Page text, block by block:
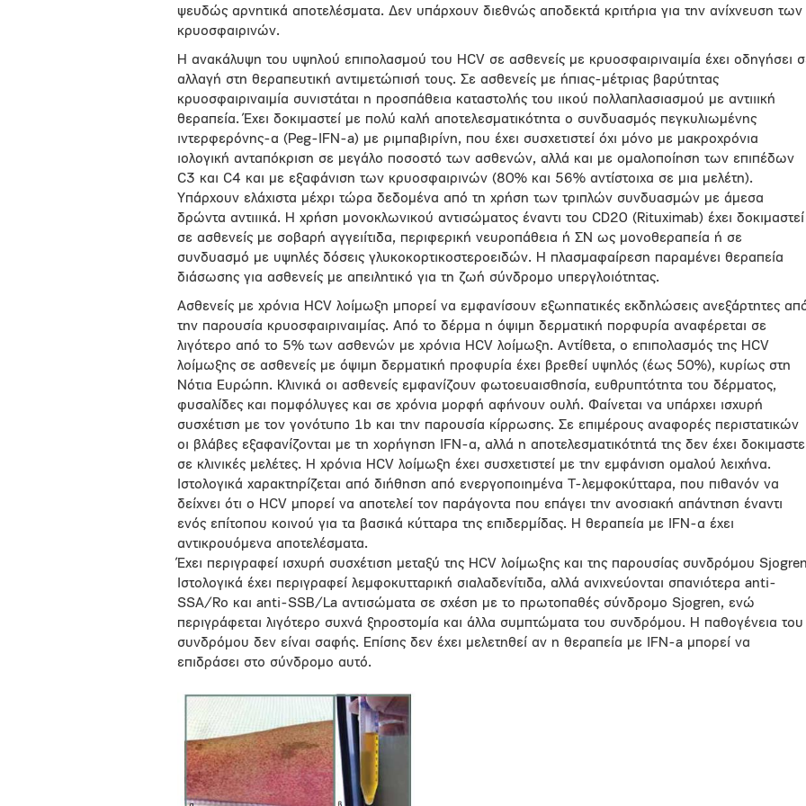
ψευδώς αρνητικά αποτελέσματα. Δεν υπάρχουν διεθνώς αποδεκτά κριτήρια για την ανίχνευση των
κρυοσφαιρινών.
Η ανακάλυψη του υψηλού επιπολασμού του HCV σε ασθενείς με κρυοσφαιριναιμία έχει οδηγήσει
αλλαγή στη θεραπευτική αντιμετώπισή τους. Σε ασθενείς με ήπιας-μέτριας βαρύτητας
κρυοσφαιριναιμία συνιστάται η προσπάθεια καταστολής του ιικού πολλαπλασιασμού με αντιιική
θεραπεία. Έχει δοκιμαστεί με πολύ καλή αποτελεσματικότητα ο συνδυασμός πεγκυλιωμένης
ιντερφερόνης-α (Peg-IFN-a) με ριμπαβιρίνη, που έχει συσχετιστεί όχι μόνο με μακροχρόνια
ιολογική ανταπόκριση σε μεγάλο ποσοστό των ασθενών, αλλά και με ομαλοποίηση των επιπέδων
C3 και C4 και με εξαφάνιση των κρυοσφαιρινών (80% και 56% αντίστοιχα σε μια μελέτη).
Υπάρχουν ελάχιστα μέχρι τώρα δεδομένα από τη χρήση των τριπλών συνδυασμών με άμεσα
δρώντα αντιιικά. Η χρήση μονοκλωνικού αντισώματος έναντι του CD20 (Rituximab) έχει δοκιμαστεί
σε ασθενείς με σοβαρή αγγειίτιδα, περιφερική νευροπάθεια ή ΣΝ ως μονοθεραπεία ή σε
συνδυασμό με υψηλές δόσεις γλυκοκορτικοστεροειδών. Η πλασμαφαίρεση παραμένει θεραπεία
διάσωσης για ασθενείς με απειλητικό για τη ζωή σύνδρομο υπεργλοιότητας.
Ασθενείς με χρόνια HCV λοίμωξη μπορεί να εμφανίσουν εξωηπατικές εκδηλώσεις ανεξάρτητες
την παρουσία κρυοσφαιριναιμίας. Από το δέρμα η όψιμη δερματική πορφυρία αναφέρεται σε
λιγότερο από το 5% των ασθενών με χρόνια HCV λοίμωξη. Αντίθετα, ο επιπολασμός της HCV
λοίμωξης σε ασθενείς με όψιμη δερματική προφυρία έχει βρεθεί υψηλός (έως 50%), κυρίως στη
Νότια Ευρώπη. Κλινικά οι ασθενείς εμφανίζουν φωτοευαισθησία, ευθρυπτότητα του δέρματος,
φυσαλίδες και πομφόλυγες και σε χρόνια μορφή αφήνουν ουλή. Φαίνεται να υπάρχει ισχυρή
συσχέτιση με τον γονότυπο 1b και την παρουσία κίρρωσης. Σε επιμέρους αναφορές περιστατικών
οι βλάβες εξαφανίζονται με τη χορήγηση IFN-α, αλλά η αποτελεσματικότητά της δεν έχει
σε κλινικές μελέτες. Η χρόνια HCV λοίμωξη έχει συσχετιστεί με την εμφάνιση ομαλού λειχήνα.
Ιστολογικά χαρακτηρίζεται από διήθηση από ενεργοποιημένα T-λεμφοκύτταρα, που πιθανόν να
δείχνει ότι ο HCV μπορεί να αποτελεί τον παράγοντα που επάγει την ανοσιακή απάντηση έναντι
ενός επίτοπου κοινού για τα βασικά κύτταρα της επιδερμίδας. Η θεραπεία με IFN-α έχει
αντικρουόμενα αποτελέσματα.
Έχει περιγραφεί ισχυρή συσχέτιση μεταξύ της HCV λοίμωξης και της παρουσίας συνδρόμου
Ιστολογικά έχει περιγραφεί λεμφοκυτταρική σιαλαδενίτιδα, αλλά ανιχνεύονται σπανιότερα anti-
SSA/Ro και anti-SSB/La αντισώματα σε σχέση με το πρωτοπαθές σύνδρομο Sjοgren, ενώ
περιγράφεται λιγότερο συχνά ξηροστομία και άλλα συμπτώματα του συνδρόμου. Η παθογένεια του
συνδρόμου δεν είναι σαφής. Επίσης δεν έχει μελετηθεί αν η θεραπεία με IFN-a μπορεί να
επιδράσει στο σύνδρομο αυτό.